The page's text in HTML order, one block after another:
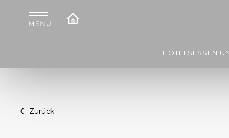
HOTELSESSEN
Zurück